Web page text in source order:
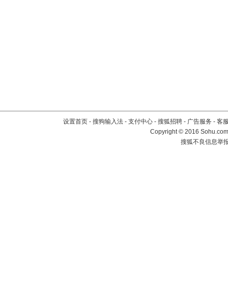
设置首页 - 搜狗输入法 - 支付中心 - 搜狐招聘 - 广告服务 - 客
Copyright©2016
搜狐不良信息举